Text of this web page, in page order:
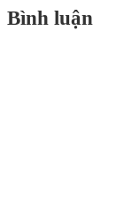
Bình luận